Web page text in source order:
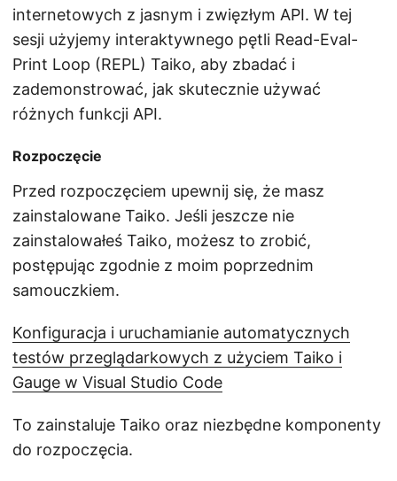
internetowych z jasnym i zwięzłym API. W tej
sesji użyjemy interaktywnego pętli Read-Eval-
Print Loop (REPL) Taiko, aby zbadać i
zademonstrować, jak skutecznie używać
różnych funkcji API.
Rozpoczęcie
Przed rozpoczęciem upewnij się, że masz
zainstalowane Taiko. Jeśli jeszcze nie
zainstalowałeś Taiko, możesz to zrobić,
postępując zgodnie z moim poprzednim
samouczkiem.
Konfiguracja i uruchamianie automatycznych
testów przeglądarkowych z użyciem Taiko i
Gauge w Visual Studio Code
To zainstaluje Taiko oraz niezbędne komponenty
do rozpoczęcia.